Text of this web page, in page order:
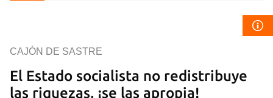
El Estado socialista no redistribuye
las riquezas, ¡se las apropia!
CAJÓN DE SASTRE